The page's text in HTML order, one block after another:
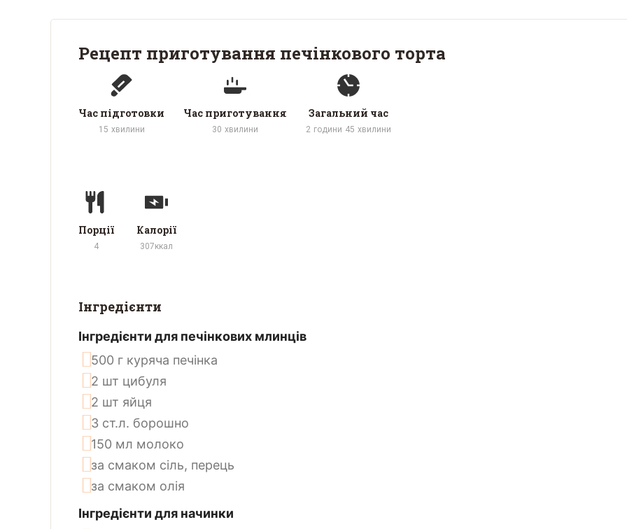
Рецепт приготування печінкового торта
Час підготовки
15 хвилини
Час приготування
30 хвилини
Загальний час
2 години 45 хвилини
Порції
4
Калорії
307ккал
Інгредієнти
Інгредієнти для печінкових млинців
500 г куряча печінка
2 шт цибуля
2 шт яйця
3 ст.л. борошно
150 мл молоко
за смаком сіль, перець
за смаком олія
Інгредієнти для начинки